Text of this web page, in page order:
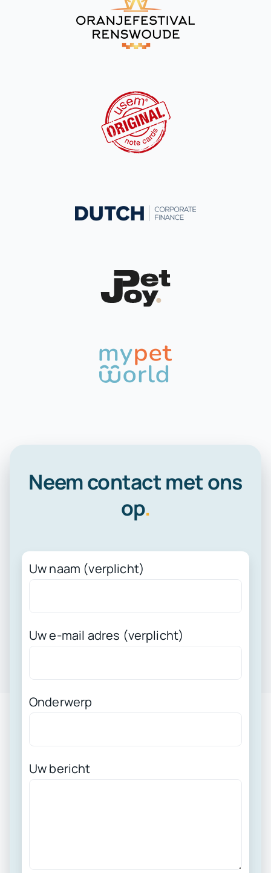
Neem contact met ons
op.
Uw naam (verplicht)
Uw e-mail adres (verplicht)
Onderwerp
Uw bericht